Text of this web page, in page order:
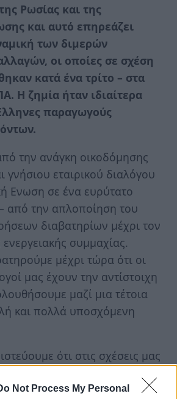
Not Process My Personal
Ρωσίας και της
και αυτό επηρεάζει
των διμερών
οι οποίες σε σχέση
κατά ένα τρίτο – στα
Η ζημία ήταν ιδιαίτερα
παραγωγούς
την ανάγκη οικοδόμησης
γνήσιου εταιρικού διαλόγου
Ενωση σε ένα ευρύτατο
από την απλοποίηση του
διαβατηρίων μέχρι τον
συμμαχίας.
μέχρι τώρα ότι οι
μας έχουν την αντίστοιχη
μαζί μια τέτοια
και πολλά υποσχόμενη
ότι στις σχέσεις μας
δεν μπορούν να επιλυθούν.